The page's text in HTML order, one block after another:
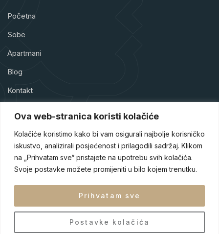
Ova web-stranica koristi kolačiće
Kolačiće koristimo kako bi vam osigurali najbolje korisničko
iskustvo, analizirali posjećenost i prilagodili sadržaj. Klikom
na „Prihvatam sve“ pristajete na upotrebu svih kolačića.
Svoje postavke možete promijeniti u bilo kojem trenutku.
Postavke kolačića
Prihvatam sve
Početna
Sobe
Apartmani
Blog
Kontakt
Hotel Park Doboj je hotel sa četiri zvjezdice smješten u srcu
Doboja, jednog od turističkih raskršća Bosne i Hercegovine.
Naš hotel je dizajniran tako da gostima pruži sigurnost,